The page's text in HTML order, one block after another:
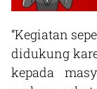
“Kegiatan
didukung
kepada